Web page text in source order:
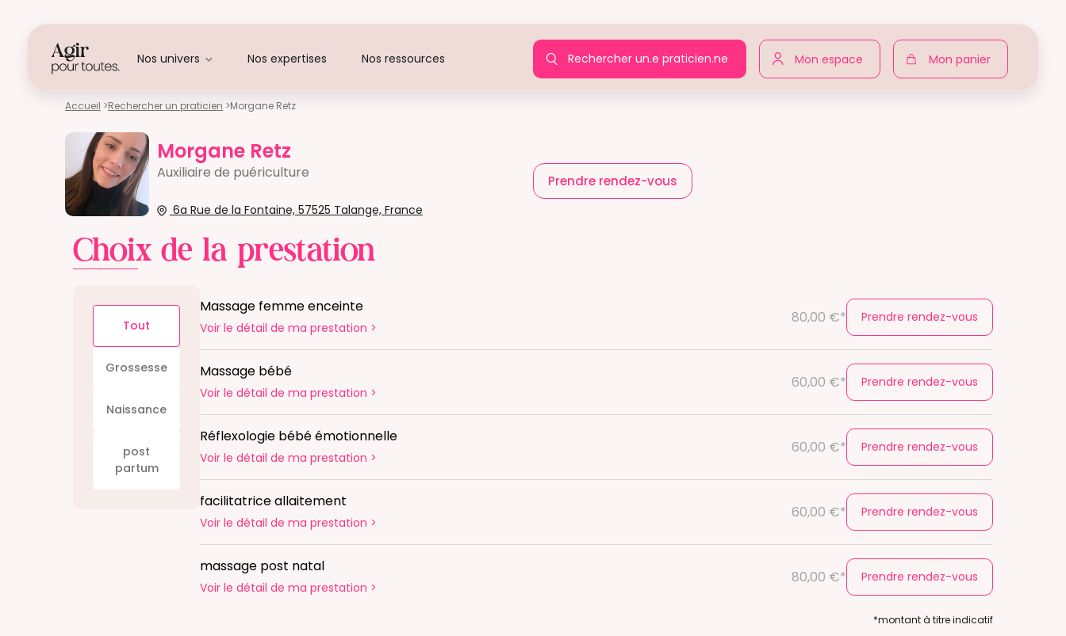
Nos univers Nos expertises Nos ressources Rechercher un.e praticien.ne Mon espace Mon panier
Accueil >Rechercher un praticien >Morgane Retz
Morgane Retz
Auxiliaire de puériculture
6a Rue de la Fontaine, 57525 Talange, France
Prendre rendez-vous
Choix de la prestation
Tout
Grossesse
Naissance
post
partum
Massage femme enceinte
Voir le détail de ma prestation >
80,00 €* Prendre rendez-vous
Massage bébé
Voir le détail de ma prestation >
60,00 €* Prendre rendez-vous
Réflexologie bébé émotionnelle
Voir le détail de ma prestation >
60,00 €* Prendre rendez-vous
facilitatrice allaitement
Voir le détail de ma prestation >
60,00 €* Prendre rendez-vous
massage post natal
Voir le détail de ma prestation >
80,00 €* Prendre rendez-vous
*montant à titre indicatif